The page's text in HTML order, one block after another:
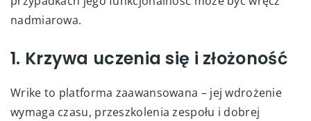
nadmiarowa.
1. Krzywa uczenia się i złożoność
Wrike to platforma zaawansowana – jej wdrożenie
wymaga czasu, przeszkolenia zespołu i dobrej